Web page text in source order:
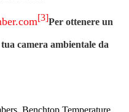
[3]Per ottenere un
camera ambientale da
Benchtop Temperature